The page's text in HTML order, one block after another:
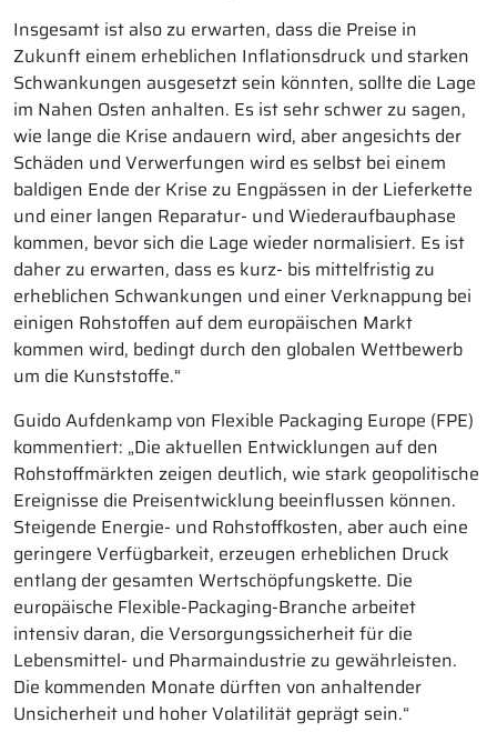
Insgesamt ist also zu erwarten, dass die Preise in
Zukunft einem erheblichen Inflationsdruck und starken
Schwankungen ausgesetzt sein könnten, sollte die Lage
im Nahen Osten anhalten. Es ist sehr schwer zu sagen,
wie lange die Krise andauern wird, aber angesichts der
Schäden und Verwerfungen wird es selbst bei einem
baldigen Ende der Krise zu Engpässen in der Lieferkette
und einer langen Reparatur- und Wiederaufbauphase
kommen, bevor sich die Lage wieder normalisiert. Es ist
daher zu erwarten, dass es kurz- bis mittelfristig zu
erheblichen Schwankungen und einer Verknappung bei
einigen Rohstoffen auf dem europäischen Markt
kommen wird, bedingt durch den globalen Wettbewerb
um die Kunststoffe.“
Guido Aufdenkamp von Flexible Packaging Europe (FPE)
kommentiert: „Die aktuellen Entwicklungen auf den
Rohstoffmärkten zeigen deutlich, wie stark geopolitische
Ereignisse die Preisentwicklung beeinflussen können.
Steigende Energie- und Rohstoffkosten, aber auch eine
geringere Verfügbarkeit, erzeugen erheblichen Druck
entlang der gesamten Wertschöpfungskette. Die
europäische Flexible-Packaging-Branche arbeitet
intensiv daran, die Versorgungssicherheit für die
Lebensmittel- und Pharmaindustrie zu gewährleisten.
Die kommenden Monate dürften von anhaltender
Unsicherheit und hoher Volatilität geprägt sein.“